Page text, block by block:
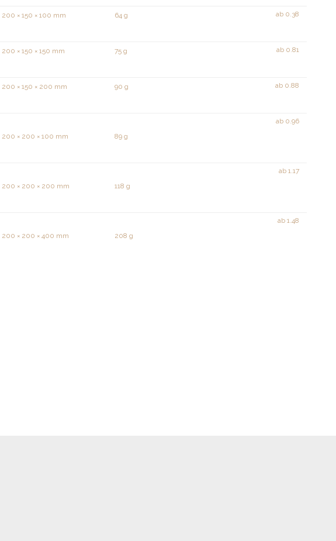
ab 0.38
200 × 150 × 100 mm 64 g
ab 0.81
200 × 150 × 150 mm 75 g
ab 0.88
200 × 150 × 200 mm 90 g
ab 0.96
200 × 200 × 100 mm 89 g
ab 1.17
200 × 200 × 200 mm 118 g
ab 1.48
200 × 200 × 400 mm 208 g